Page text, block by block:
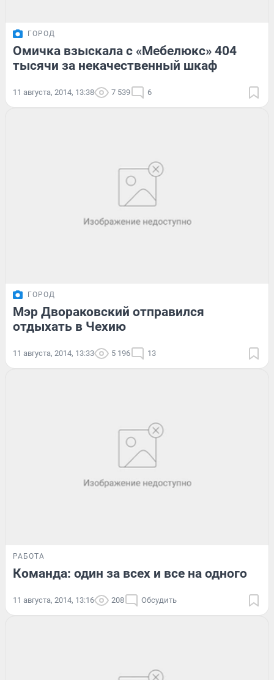
ГОРОД
Омичка взыскала с «Мебелюкс» 404
тысячи за некачественный шкаф
11 августа, 2014, 13:38 7 539 6
ГОРОД
Мэр Двораковский отправился
отдыхать в Чехию
11 августа, 2014, 13:33 5 196 13
РАБОТА
Команда: один за всех и все на одного
11 августа, 2014, 13:16 208 Обсудить